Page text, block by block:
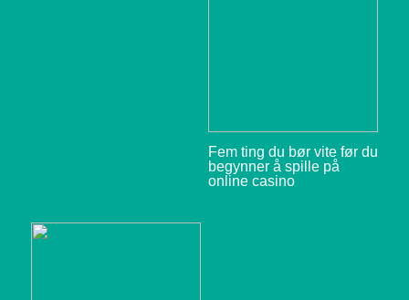
Fem ting du bør vite før du
begynner å spille på
online casino